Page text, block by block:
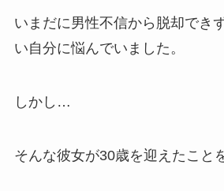
いまだに男性不信から脱却でき
い自分に悩んでいました。
しかし…
そんな彼女が30歳を迎えたこと